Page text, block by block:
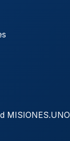
MISIONES.UNO